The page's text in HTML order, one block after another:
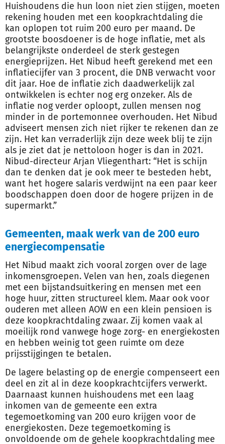
Huishoudens die hun loon niet zien stijgen, moeten
rekening houden met een koopkrachtdaling die
kan oplopen tot ruim 200 euro per maand. De
grootste boosdoener is de hoge inflatie, met als
belangrijkste onderdeel de sterk gestegen
energieprijzen. Het Nibud heeft gerekend met een
inflatiecijfer van 3 procent, die DNB verwacht voor
dit jaar. Hoe de inflatie zich daadwerkelijk zal
ontwikkelen is echter nog erg onzeker. Als de
inflatie nog verder oploopt, zullen mensen nog
minder in de portemonnee overhouden. Het Nibud
adviseert mensen zich niet rijker te rekenen dan ze
zijn. Het kan verraderlijk zijn deze week blij te zijn
als je ziet dat je nettoloon hoger is dan in 2021.
Nibud-directeur Arjan Vliegenthart: “Het is schijn
dan te denken dat je ook meer te besteden hebt,
want het hogere salaris verdwijnt na een paar keer
boodschappen doen door de hogere prijzen in de
supermarkt.”
Gemeenten, maak werk van de 200 euro
energiecompensatie
Het Nibud maakt zich vooral zorgen over de lage
inkomensgroepen. Velen van hen, zoals diegenen
met een bijstandsuitkering en mensen met een
hoge huur, zitten structureel klem. Maar ook voor
ouderen met alleen AOW en een klein pensioen is
deze koopkrachtdaling zwaar. Zij komen vaak al
moeilijk rond vanwege hoge zorg- en energiekosten
en hebben weinig tot geen ruimte om deze
prijsstijgingen te betalen.
De lagere belasting op de energie compenseert een
deel en zit al in deze koopkrachtcijfers verwerkt.
Daarnaast kunnen huishoudens met een laag
inkomen van de gemeente een extra
tegemoetkoming van 200 euro krijgen voor de
energiekosten. Deze tegemoetkoming is
onvoldoende om de gehele koopkrachtdaling mee